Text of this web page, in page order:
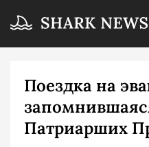
Поездка на
Патриарших